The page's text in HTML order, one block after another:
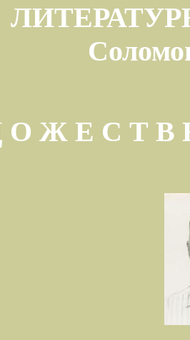
О Ж Е С Т